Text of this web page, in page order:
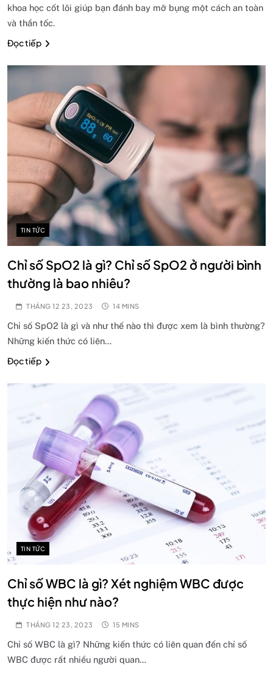
khoa học cốt lõi giúp bạn đánh bay mỡ bụng một cách an toàn
và thần tốc.
Đọc tiếp
TIN TỨC
Chỉ số SpO2 là gì? Chỉ số SpO2 ở người bình
thường là bao nhiêu?
THÁNG 12 23, 2023 14 MINS
Chỉ số SpO2 là gì và như thế nào thì được xem là bình thường?
Những kiến thức có liên…
Đọc tiếp
TIN TỨC
Chỉ số WBC là gì? Xét nghiệm WBC được
thực hiện như nào?
THÁNG 12 23, 2023 15 MINS
Chỉ số WBC là gì? Những kiến thức có liên quan đến chỉ số
WBC được rất nhiều người quan…